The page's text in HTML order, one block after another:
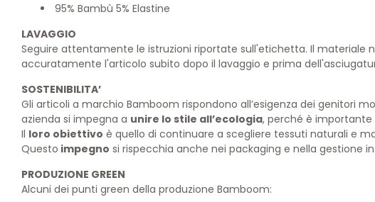
95% Bambù 5% Elastine
LAVAGGIO
Seguire attentamente le istruzioni riportate sull'etichetta. Il materiale
accuratamente l'articolo subito dopo il lavaggio e prima
SOSTENIBILITA’
Gli articoli a marchio Bamboom rispondono all’esigenza dei genitori
azienda si impegna a unire lo stile all’ecologia, perché è importante
Il loro obiettivo è quello di continuare a scegliere tessuti naturali e
Questo impegno si rispecchia anche nei packaging e nella gestione
PRODUZIONE GREEN
Alcuni dei punti green della produzione Bamboom: